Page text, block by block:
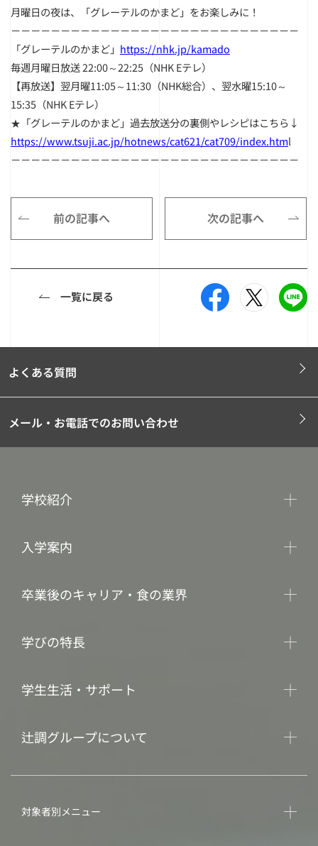
月曜日の夜は、「グレーテルのかまど」をお楽しみに！
－－－－－－－－－－－－－－－－－－－－－－－－－－－－－
「グレーテルのかまど」 https://nhk.jp/kamado
毎週月曜日放送 22:00～22:25（NHK Eテレ）
【再放送】翌月曜11:05～11:30（NHK総合）、翌水曜15:10～
15:35（NHK Eテレ）
★「グレーテルのかまど」過去放送分の裏側やレシピはこちら↓
https://www.tsuji.ac.jp/hotnews/cat621/cat709/index.html
－－－－－－－－－－－－－－－－－－－－－－－－－－－－－
前の記事へ 次の記事へ
一覧に戻る
よくある質問
メール・お電話でのお問い合わせ
学校紹介
入学案内
卒業後のキャリア・食の業界
学びの特長
学生生活・サポート
辻調グループについて
対象者別メニュー